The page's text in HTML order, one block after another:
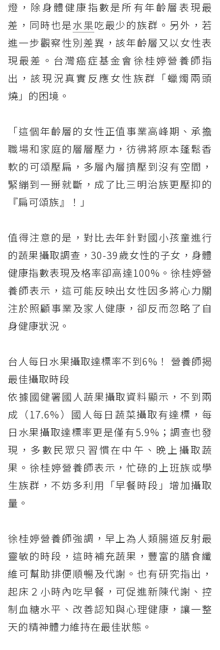
燈，除身體健康指數是所有年齡層表現最
差，同時也是水果吃最少的族群。另外，若
進一步觀察性別差異，該年齡層又以女性表
現最差。台灣癌症基金會徐桂婷營養師指
出，該現況真實反應女性族群「蠟燭兩頭
燒」的困境。
「這個年齡層的女性正值事業高峰期、承擔
職場和家庭的層層壓力，彷彿將原本蓬鬆香
軟的可頌壓扁，多層內層擠壓到沒有空間，
緊繃到一掰就斷，成了比三明治族更壓抑的
『扁可頌族』！」
值得注意的是，對比去年針對國小孩童進行
的蔬果攝取調查，30-39歲女性的子女，身體
健康指數表現及格率卻高達100%。徐桂婷營
養師表示，這可能反映出女性因多將心力關
注於照顧事業及家人健康，卻反而忽略了自
身健康狀況。
台人每日水果攝取達標率不到6%！ 營養師揭
最佳攝取時段
依據國健署國人蔬果攝取資料顯示，不到兩
成（17.6%）國人每日蔬菜攝取有達標，每
日水果攝取達標率更是僅有5.9%；調查也發
現，多數民眾只習慣在中午、晚上攝取蔬
果。徐桂婷營養師表示，忙碌的上班族或學
生族群，不妨多利用「早餐時段」增加攝取
量。
徐桂婷營養師強調，早上為人類腸道反射最
靈敏的時段，這時補充蔬果，豐富的膳食纖
維可幫助排便順暢及代謝。也有研究指出，
起床２小時內吃早餐，可促進新陳代謝、控
制血糖水平、改善認知與心理健康，讓一整
天的精神體力維持在最佳狀態。